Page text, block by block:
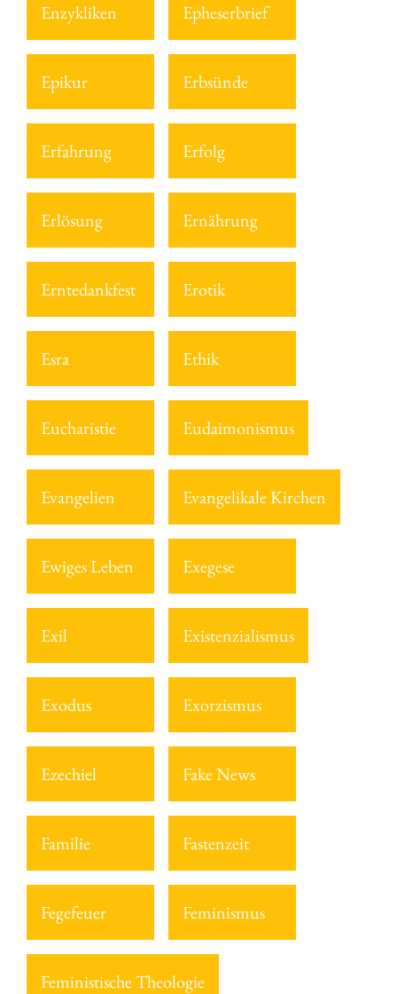
Enzykliken Epheserbrief
Epikur Erbsünde
Erfahrung Erfolg
Erlösung Ernährung
Erntedankfest Erotik
Esra Ethik
Eucharistie Eudaimonismus
Evangelien Evangelikale Kirchen
Ewiges Leben Exegese
Exil Existenzialismus
Exodus Exorzismus
Ezechiel Fake News
Familie Fastenzeit
Fegefeuer Feminismus
Feministische Theologie